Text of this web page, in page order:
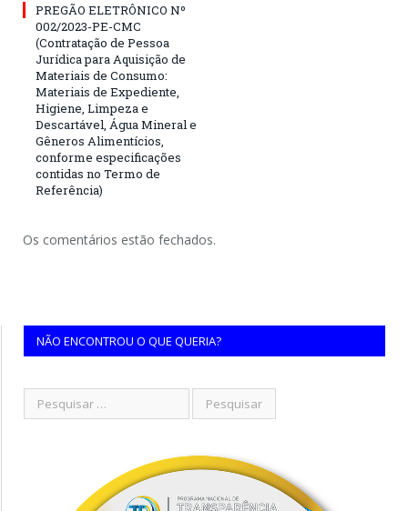
PREGÃO ELETRÔNICO Nº
002/2023-PE-CMC
(Contratação de Pessoa
Jurídica para Aquisição de
Materiais de Consumo:
Materiais de Expediente,
Higiene, Limpeza e
Descartável, Água Mineral e
Gêneros Alimentícios,
conforme especificações
contidas no Termo de
Referência)
Os comentários estão fechados.
NÃO ENCONTROU O QUE QUERIA?